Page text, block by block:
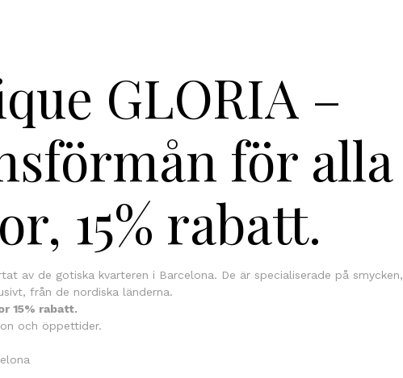
GLORIA –
för alla
15% rabatt.
av de gotiska kvarteren i Barcelona. De är specialiserade på smycken,
från de nordiska länderna.
15% rabatt.
och öppettider.